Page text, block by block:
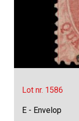
Lot nr. 1586
E - Envelop